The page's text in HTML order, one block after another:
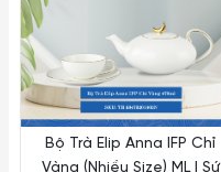
Bộ Trà Elip Anna IFP Chỉ
Vàng (Nhiều Size) ML I Sứ